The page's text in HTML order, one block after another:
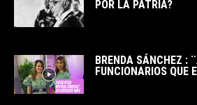
POR LA PATRIA?
BRENDA SÁNCHEZ :
FUNCIONARIOS QUE